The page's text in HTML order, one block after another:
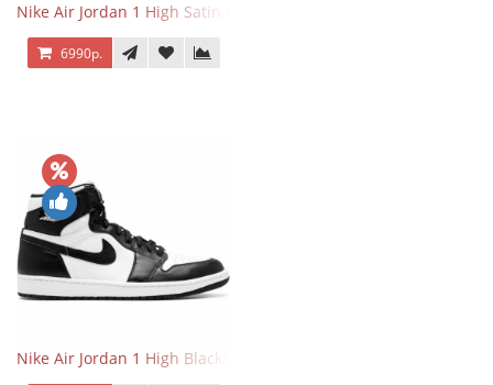
Nike Air Jordan 1 High Satin Black Toe
6990р.
Nike Air Jordan 1 High Black/White